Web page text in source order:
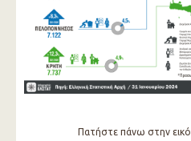
Πατήστε πάνω στην